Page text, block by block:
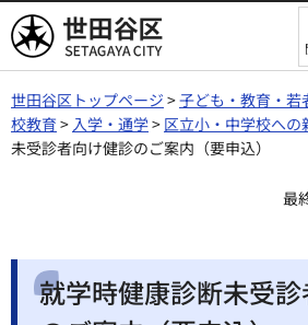
世田谷区
世田谷区トップページ >子ども・教育・若
校教育 > 入学・通学> 区立小・中学校への
未受診者向け健診のご案内（要申込）
最
就学時健康診断未受